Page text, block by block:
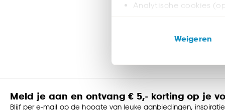
Analytische cookies
ook buiten de
Klik op ‘Ja, alles
Weigeren
Meld je aan en ontvang € 5,- korting op je
Blijf per e-mail op de hoogte van leuke aanbiedingen,